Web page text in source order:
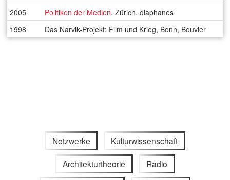
2005
Politiken der Medien, Zürich, diaphanes
1998
Das Narvik-Projekt: Film und Krieg, Bonn, Bouvier
Netzwerke Kulturwissenschaft
Architekturtheorie Radio